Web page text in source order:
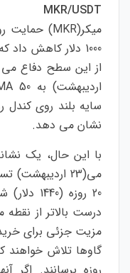
MKR/USDT
1000 دلار کاهش
سایه بلند روی کندل
نشان می دهد.
می(23
درست بالاتر از
مزیت جزئی برای